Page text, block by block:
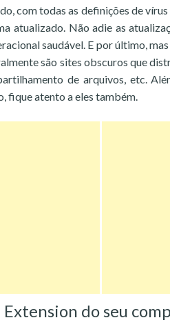
com todas as definições de
atualizado. Não adie as
saudável. E por último,
são sites obscuros que
de arquivos, etc.
fique atento a eles também.
do seu